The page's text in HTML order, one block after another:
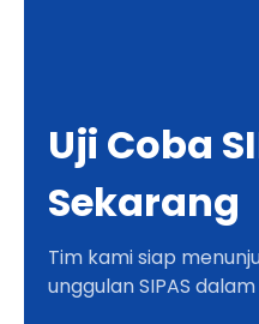
Uji Coba
Sekarang
Tim kami siap
unggulan SIPAS